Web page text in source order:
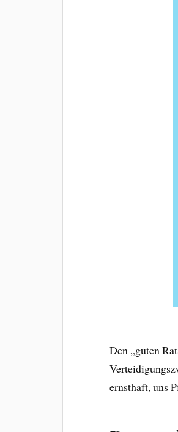
Den „guten
ernsthaft, uns